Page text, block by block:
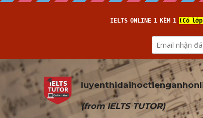
(from IELTS TUTOR)